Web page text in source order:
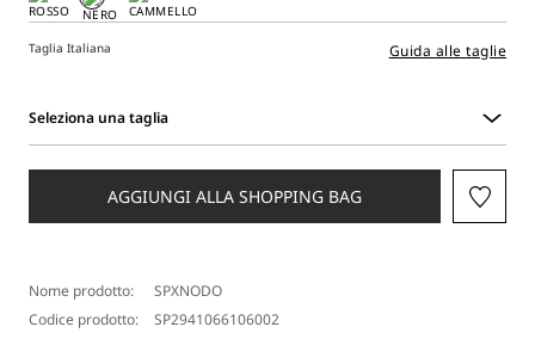
Taglia Italiana Guida alle taglie
Seleziona una taglia
una
AGGIUNGI ALLA SHOPPING BAG
Nome prodotto:
SPXNODO
Codice prodotto:
SP2941066106002